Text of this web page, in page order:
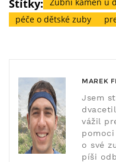
Štítky:
péče o dětské zuby
MAREK
Jsem
vážil
o své
píši